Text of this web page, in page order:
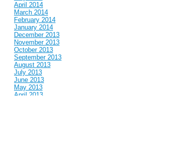
April 2014
March 2014
February 2014
January 2014
December 2013
November 2013
October 2013
September 2013
August 2013
July 2013
June 2013
May 2013
April 2013